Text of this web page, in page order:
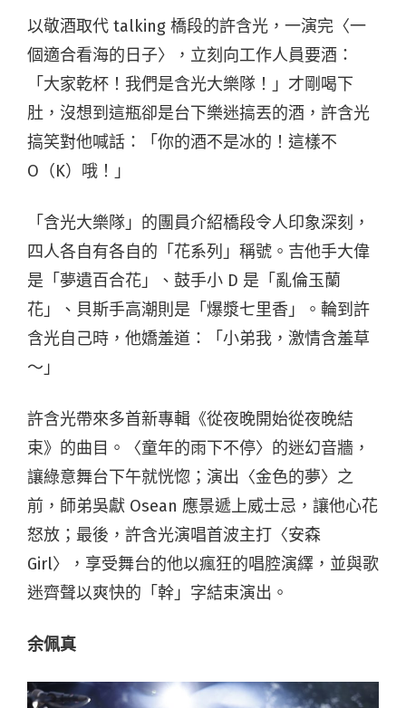
以敬酒取代 talking 橋段的許含光，一演完〈一
個適合看海的日子〉，立刻向工作人員要酒：
「大家乾杯！我們是含光大樂隊！」才剛喝下
肚，沒想到這瓶卻是台下樂迷搞丟的酒，許含光
搞笑對他喊話：「你的酒不是冰的！這樣不
O（K）哦！」
「含光大樂隊」的團員介紹橋段令人印象深刻，
四人各自有各自的「花系列」稱號。吉他手大偉
是「夢遺百合花」、鼓手小 D 是「亂倫玉蘭
花」、貝斯手高潮則是「爆漿七里香」。輪到許
含光自己時，他嬌羞道：「小弟我，激情含羞草
～」
許含光帶來多首新專輯《從夜晚開始從夜晚結
束》的曲目。〈童年的雨下不停〉的迷幻音牆，
讓綠意舞台下午就恍惚；演出〈金色的夢〉之
前，師弟吳獻 Osean 應景遞上威士忌，讓他心花
怒放；最後，許含光演唱首波主打〈安森
Girl〉，享受舞台的他以瘋狂的唱腔演繹，並與歌
迷齊聲以爽快的「幹」字結束演出。
余佩真